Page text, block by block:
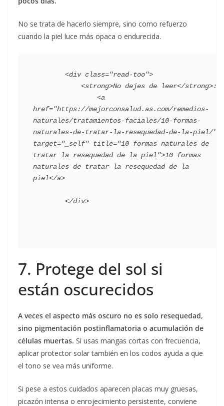
No se trata de hacerlo siempre, sino como refuerzo
cuando la piel luce más opaca o endurecida.
href="https://mejorconsalud.as.com/remedios-
naturales/tratamientos-faciales/10-formas-
naturales-de-tratar-la-resequedad-de-la-piel/"
target="_self" title="10 formas naturales de
tratar la resequedad de la piel">10 formas
naturales de tratar la resequedad de la
piel</a>
7. Protege del sol si
están oscurecidos
A veces el aspecto más oscuro no es solo resequedad,
sino pigmentación postinflamatoria o acumulación de
células muertas. Si usas mangas cortas con frecuencia,
aplicar protector solar también en los codos ayuda a que
el tono se vea más uniforme.
Si pese a estos cuidados aparecen placas muy gruesas,
picazón intensa o enrojecimiento persistente, conviene